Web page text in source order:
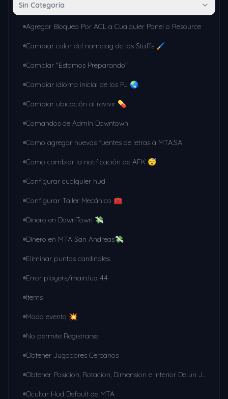
Sin Categoría
Agregar Bloqueo Por ACL a Cualquier Panel o Resource
Cambiar color del nametag de los Staffs 🖌.
Cambiar "Estamos Preparando"
Cambiar idioma inicial de los PJ 🌏.
Cambiar ubicación al revivir 💊.
Comandos de Admin Downtown
Como agregar nuevas fuentes de letras a MTA:SA
Como cambiar la notificación de AFK 😴.
Configurar cualquier hud
Configurar Taller Mecánico 🧰.
Dinero en DownTown 💸.
Dinero en MTA San Andreas💸.
Eliminar puntos cardinales.
Error players/main.lua 44
Items
Modo evento 💥.
No permite Registrarse
Obtener Jugadores Cercanos
Obtener Posicion, Rotacion, Dimension e Interior De un Jugador
Ocultar Hud Default de MTA